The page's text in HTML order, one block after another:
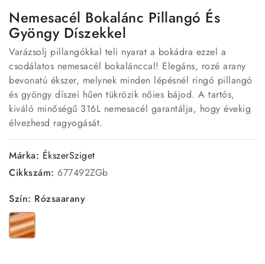
Nemesacél Bokalánc Pillangó És
Gyöngy Díszekkel
Varázsolj pillangókkal teli nyarat a bokádra ezzel a
csodálatos nemesacél bokalánccal! Elegáns, rozé arany
bevonatú ékszer, melynek minden lépésnél ringó pillangó
és gyöngy díszei hűen tükrözik nőies bájod. A tartós,
kiváló minőségű 316L nemesacél garantálja, hogy évekig
élvezhesd ragyogását.
Márka: ÉkszerSziget
Cikkszám: 677492ZGb
Szín: Rózsaarany
Rózsaarany